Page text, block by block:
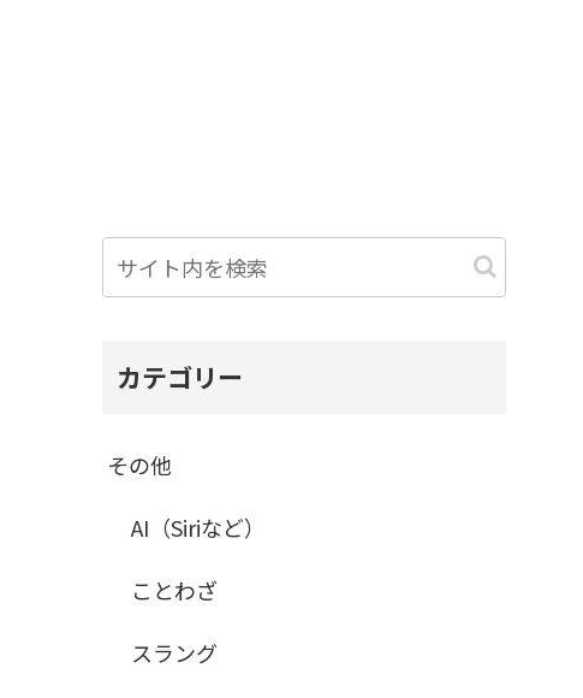
カテゴリー
その他
AI（Siriなど）
ことわざ
スラング